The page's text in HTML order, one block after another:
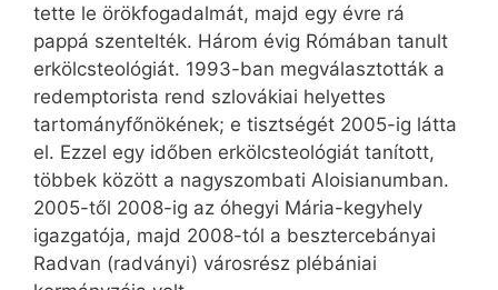
tette le örökfogadalmát, majd egy évre rá
pappá szentelték. Három évig Rómában tanult
erkölcsteológiát. 1993-ban megválasztották a
redemptorista rend szlovákiai helyettes
tartományfőnökének; e tisztségét 2005-ig látta
el. Ezzel egy időben erkölcsteológiát tanított,
többek között a nagyszombati Aloisianumban.
2005-től 2008-ig az óhegyi Mária-kegyhely
igazgatója, majd 2008-tól a besztercebányai
Radvan (radványi) városrész plébániai